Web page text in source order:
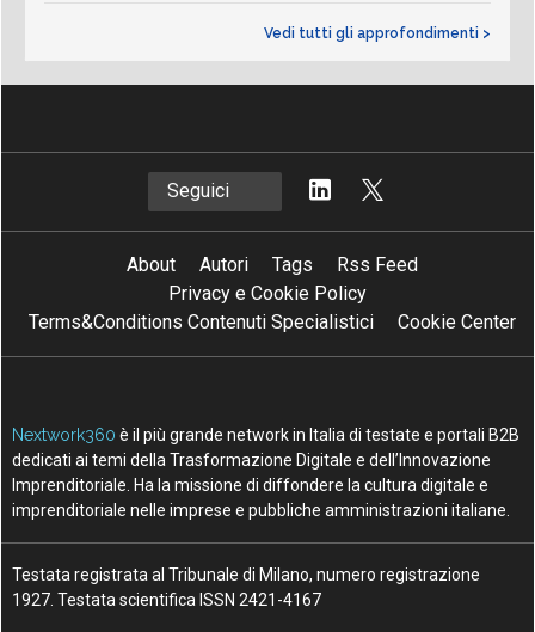
Vedi tutti gli approfondimenti >
Seguici
About Autori Tags
Rss Feed
Privacy e Cookie Policy
Terms&Conditions Contenuti Specialistici
Cookie Center
Nextwork360 è il più grande network in Italia di testate e portali B2B
dedicati ai temi della Trasformazione Digitale e dell’Innovazione
Imprenditoriale. Ha la missione di diffondere la cultura digitale e
imprenditoriale nelle imprese e pubbliche amministrazioni italiane.
Testata registrata al Tribunale di Milano, numero registrazione
1927. Testata scientifica ISSN 2421-4167